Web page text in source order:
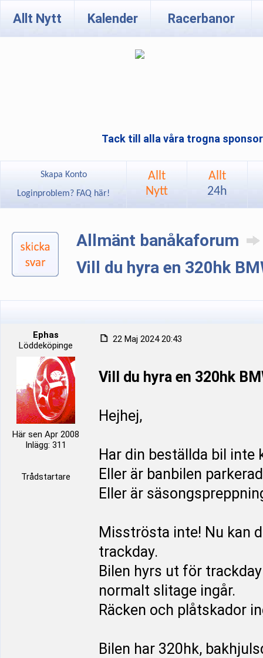
Allt Nytt Kalender Racerbanor
Tack till alla våra trogna
Skapa Konto
Loginproblem? FAQ här!
Allt
Nytt
Allt
24h
Allmänt banåkaforum
Vill du hyra en 320hk
Ephas
Löddeköpinge
Här sen Apr 2008
Inlägg: 311
Trådstartare
22 Maj 2024 20:43
Vill du hyra en 320hk
Hejhej,
Har din beställda bil inte
Eller är banbilen
Eller är
Misströsta inte! Nu kan
trackday.
Bilen hyrs ut för
normalt slitage ingår.
Räcken och plåtskador
Bilen har 320hk,